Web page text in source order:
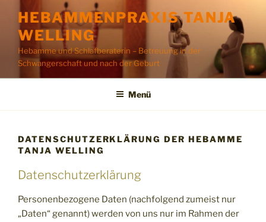
Inhalt
springen
HEBAMMENPRAXIS TANJA
WELLING
Hebamme und Schlafberaterin – Betreuung in der
Schwangerschaft und nach der Geburt
Menü
DATENSCHUTZERKLÄRUNG DER HEBAMME
TANJA WELLING
Datenschutzerklärung
Personenbezogene Daten (nachfolgend zumeist nur
„Daten“ genannt) werden von uns nur im Rahmen der